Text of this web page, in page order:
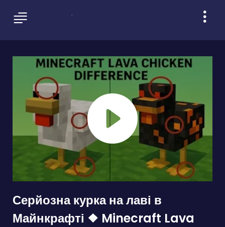
Серйозна курка на лаві в
Майнкрафті ❖ Minecraft Lava